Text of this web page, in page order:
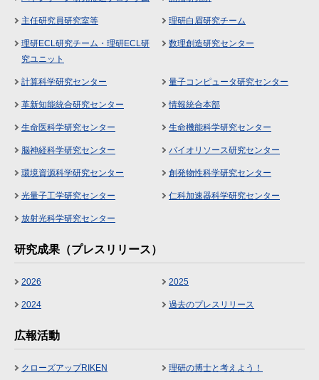
主任研究員研究室等 理研白眉研究チーム
理研ECL研究チーム・理研ECL研
究ユニット
数理創造研究センター
計算科学研究センター 量子コンピュータ研究センター
革新知能統合研究センター 情報統合本部
生命医科学研究センター 生命機能科学研究センター
脳神経科学研究センター バイオリソース研究センター
環境資源科学研究センター 創発物性科学研究センター
光量子工学研究センター 仁科加速器科学研究センター
放射光科学研究センター
研究成果（プレスリリース）
2026 2025
2024 過去のプレスリリース
広報活動
クローズアップRIKEN 理研の博士と考えよう！